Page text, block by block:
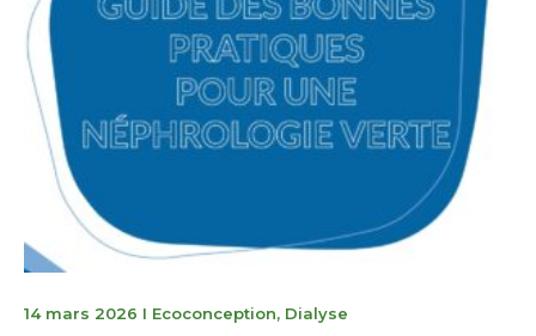
14 mars 2026 7I Ecoconception, Dialyse